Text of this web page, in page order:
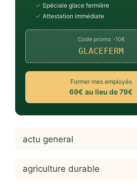
✓ Spéciale glace fermière
✓ Attestation immédiate
Code promo -10€
GLACEFERM
Former mes employés
69€ au lieu de 79€
actu general
agriculture durable